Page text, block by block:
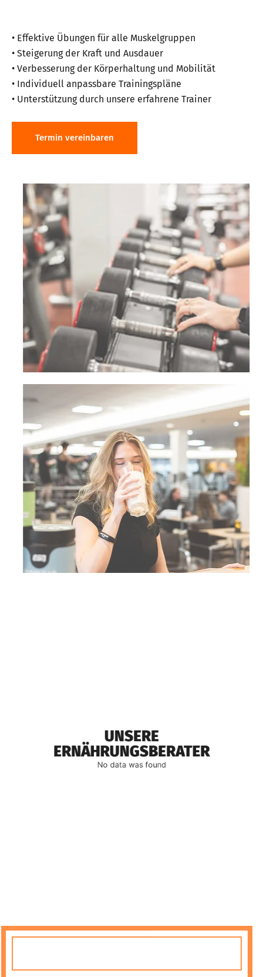
• Effektive Übungen für alle Muskelgruppen
• Steigerung der Kraft und Ausdauer
• Verbesserung der Körperhaltung und Mobilität
• Individuell anpassbare Trainingspläne
• Unterstützung durch unsere erfahrene Trainer
Termin vereinbaren
UNSERE
ERNÄHRUNGSBERATER
No data was found